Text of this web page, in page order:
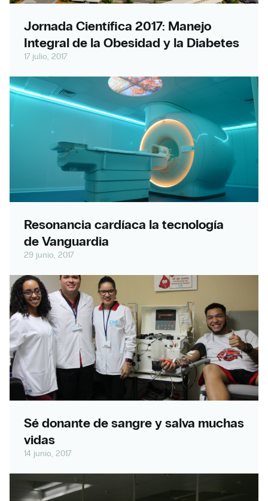
Jornada Científica 2017: Manejo
Integral de la Obesidad y la Diabetes
17 julio, 2017
Resonancia cardíaca la tecnología
de Vanguardia
29 junio, 2017
Sé donante de sangre y salva muchas
vidas
14 junio, 2017